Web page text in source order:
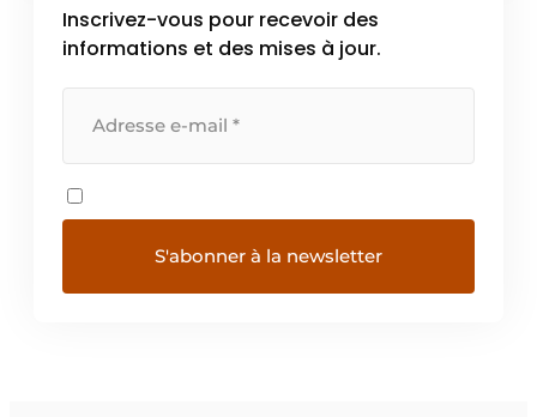
Inscrivez-vous pour recevoir des
informations et des mises à jour.